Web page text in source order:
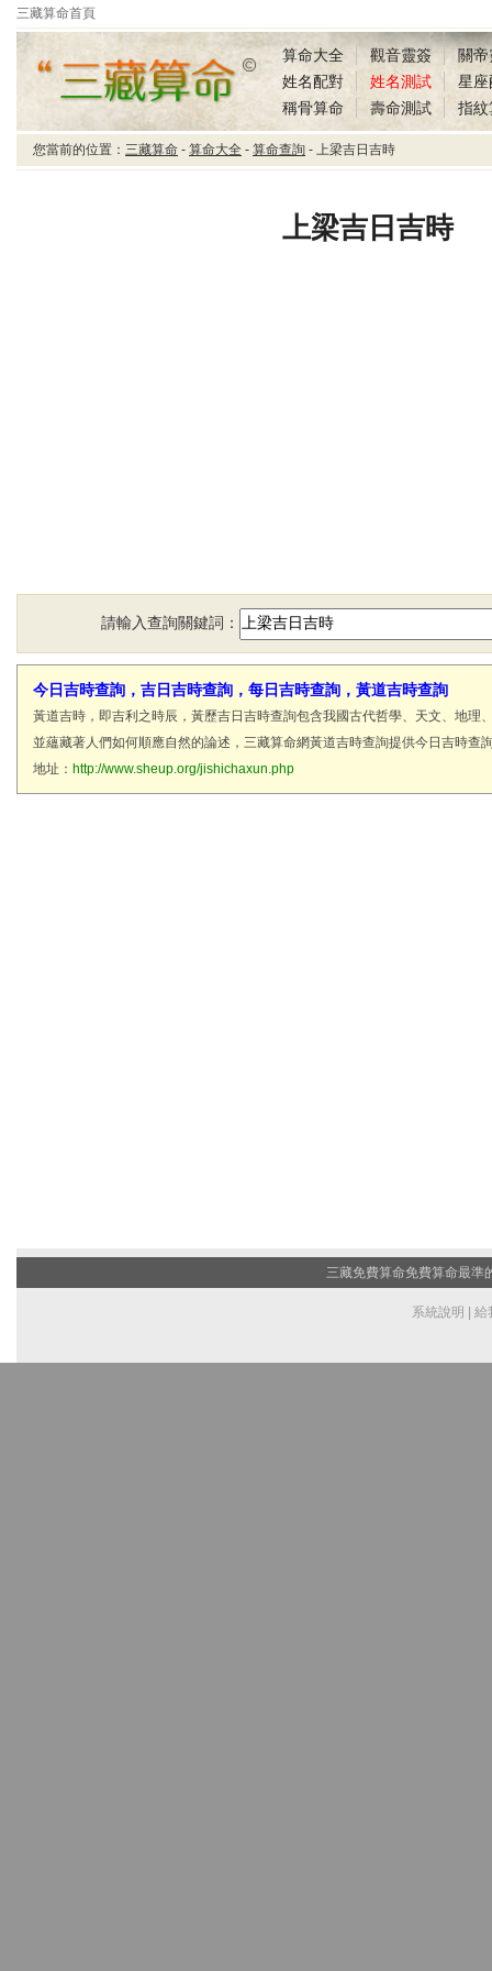
三藏算命首頁
三藏算命上梁吉日吉時
算命大全 觀音靈簽
關
姓名配對
姓名測試
星座
稱骨算命
壽命測試 指紋
您當前的位置： 三藏算命 - 算命大全 - 算命查詢 - 上梁吉日吉時
上梁吉日吉時
請輸入查詢關鍵詞：
今日吉時查詢，吉日吉時查詢，每日吉時查詢，黃道吉時查詢
黃道吉時，即吉利之時辰，黃歷吉日吉時查詢包含我國古代哲學、天文、地理
並蘊藏著人們如何順應自然的論述，三藏算命網黃道吉時查詢提供今日吉時查
地址： http://www.sheup.org/jishichaxun.php
三藏免費算命免費算命最準
系統說明 給